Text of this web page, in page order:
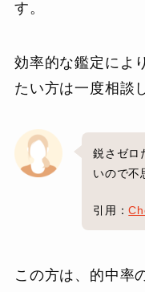
す。
効率的な鑑定によ
たい方は一度相談
鋭さゼロ
いので不
引用：
この方は、的中率